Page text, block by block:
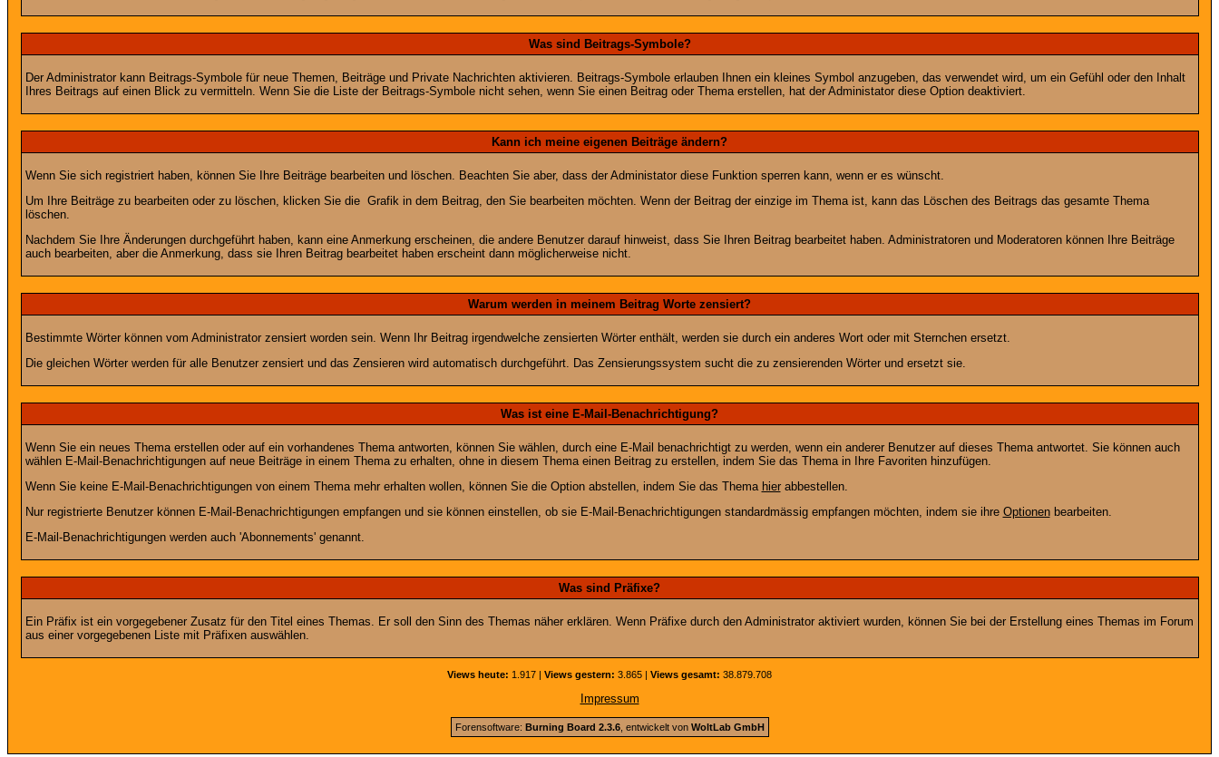
Was sind Beitrags-Symbole?
Der Administrator kann Beitrags-Symbole für neue Themen, Beiträge und Private Nachrichten aktivieren. Beitrags-Symbole erlauben Ihnen ein kleines Symbol anzugeben, das verwendet wird, um ein Gefühl oder den Inhalt
Ihres Beitrags auf einen Blick zu vermitteln. Wenn Sie die Liste der Beitrags-Symbole nicht sehen, wenn Sie einen Beitrag oder Thema erstellen, hat der Administator diese Option deaktiviert.
Kann ich meine eigenen Beiträge ändern?
Wenn Sie sich registriert haben, können Sie Ihre Beiträge bearbeiten und löschen. Beachten Sie aber, dass der Administator diese Funktion sperren kann, wenn er es wünscht.
Um Ihre Beiträge zu bearbeiten oder zu löschen, klicken Sie die Grafik in dem Beitrag, den Sie bearbeiten möchten. Wenn der Beitrag der einzige im Thema ist, kann das Löschen des Beitrags das gesamte Thema
löschen.
Nachdem Sie Ihre Änderungen durchgeführt haben, kann eine Anmerkung erscheinen, die andere Benutzer darauf hinweist, dass Sie Ihren Beitrag bearbeitet haben. Administratoren und Moderatoren können Ihre Beiträge
auch bearbeiten, aber die Anmerkung, dass sie Ihren Beitrag bearbeitet haben erscheint dann möglicherweise nicht.
Warum werden in meinem Beitrag Worte zensiert?
Bestimmte Wörter können vom Administrator zensiert worden sein. Wenn Ihr Beitrag irgendwelche zensierten Wörter enthält, werden sie durch ein anderes Wort oder mit Sternchen ersetzt.
Die gleichen Wörter werden für alle Benutzer zensiert und das Zensieren wird automatisch durchgeführt. Das Zensierungssystem sucht die zu zensierenden Wörter und ersetzt sie.
Was ist eine E-Mail-Benachrichtigung?
Wenn Sie ein neues Thema erstellen oder auf ein vorhandenes Thema antworten, können Sie wählen, durch eine E-Mail benachrichtigt zu werden, wenn ein anderer Benutzer auf dieses Thema antwortet. Sie können auch
wählen E-Mail-Benachrichtigungen auf neue Beiträge in einem Thema zu erhalten, ohne in diesem Thema einen Beitrag zu erstellen, indem Sie das Thema in Ihre Favoriten hinzufügen.
Wenn Sie keine E-Mail-Benachrichtigungen von einem Thema mehr erhalten wollen, können Sie die Option abstellen, indem Sie das Thema hierabbestellen.
Nur registrierte Benutzer können E-Mail-Benachrichtigungen empfangen und sie können einstellen, ob sie E-Mail-Benachrichtigungen standardmässig empfangen möchten, indem sie ihre Optionenbearbeiten.
E-Mail-Benachrichtigungen werden auch 'Abonnements' genannt.
Was sind Präfixe?
Ein Präfix ist ein vorgegebener Zusatz für den Titel eines Themas. Er soll den Sinn des Themas näher erklären. Wenn Präfixe durch den Administrator aktiviert wurden, können Sie bei der Erstellung eines Themas im Forum
aus einer vorgegebenen Liste mit Präfixen auswählen.
Views heute: 1.917 | Views gestern: 3.865 | Views gesamt: 38.879.708
Impressum
Forensoftware: Burning Board 2.3.6, entwickelt von WoltLab GmbH